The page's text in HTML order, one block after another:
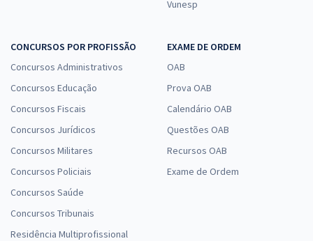
Vunesp
CONCURSOS POR PROFISSÃO
Concursos Administrativos
Concursos Educação
Concursos Fiscais
Concursos Jurídicos
Concursos Militares
Concursos Policiais
Concursos Saúde
Concursos Tribunais
Residência Multiprofissional
EXAME DE ORDEM
OAB
Prova OAB
Calendário OAB
Questões OAB
Recursos OAB
Exame de Ordem